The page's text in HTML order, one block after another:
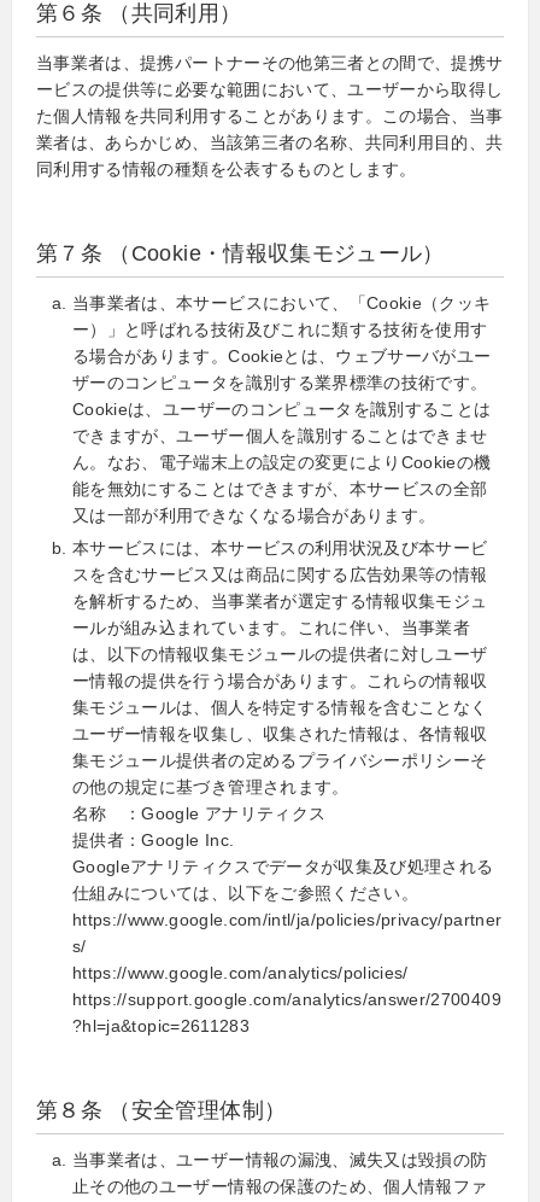
第６条 （共同利用）
当事業者は、提携パートナーその他第三者との間で、提携サ
ービスの提供等に必要な範囲において、ユーザーから取得し
た個人情報を共同利用することがあります。この場合、当事
業者は、あらかじめ、当該第三者の名称、共同利用目的、共
同利用する情報の種類を公表するものとします。
第７条 （Cookie・情報収集モジュール）
当事業者は、本サービスにおいて、「Cookie（クッキ
ー）」と呼ばれる技術及びこれに類する技術を使用す
る場合があります。Cookieとは、ウェブサーバがユー
ザーのコンピュータを識別する業界標準の技術です。
Cookieは、ユーザーのコンピュータを識別することは
できますが、ユーザー個人を識別することはできませ
ん。なお、電子端末上の設定の変更によりCookieの機
能を無効にすることはできますが、本サービスの全部
又は一部が利用できなくなる場合があります。
本サービスには、本サービスの利用状況及び本サービ
スを含むサービス又は商品に関する広告効果等の情報
を解析するため、当事業者が選定する情報収集モジュ
ールが組み込まれています。これに伴い、当事業者
は、以下の情報収集モジュールの提供者に対しユーザ
ー情報の提供を行う場合があります。これらの情報収
集モジュールは、個人を特定する情報を含むことなく
ユーザー情報を収集し、収集された情報は、各情報収
集モジュール提供者の定めるプライバシーポリシーそ
の他の規定に基づき管理されます。
名称 ：Google アナリティクス
提供者：Google Inc.
Googleアナリティクスでデータが収集及び処理される
仕組みについては、以下をご参照ください。
https://www.google.com/intl/ja/policies/privacy/partner
s/
https://www.google.com/analytics/policies/
https://support.google.com/analytics/answer/2700409
?hl=ja&topic=2611283
第８条 （安全管理体制）
当事業者は、ユーザー情報の漏洩、滅失又は毀損の防
止その他のユーザー情報の保護のため、個人情報ファ